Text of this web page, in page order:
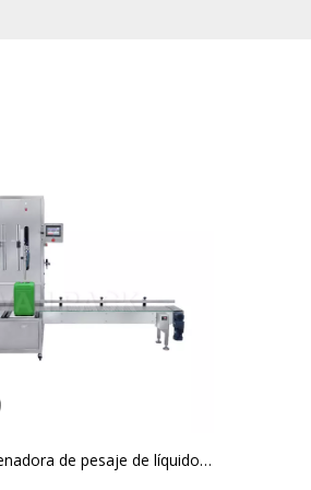
de pesaje de líquidos